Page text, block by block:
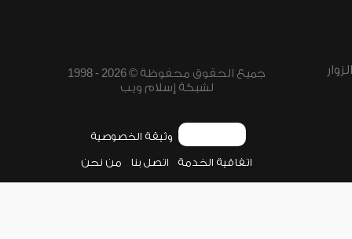
جميع الحقوق محفوظة © 2026 - 1998
لشبكة إسلام ويب
وثيقة الخصوصية
اتفاقية الخدمة اتصل بنا من نحن